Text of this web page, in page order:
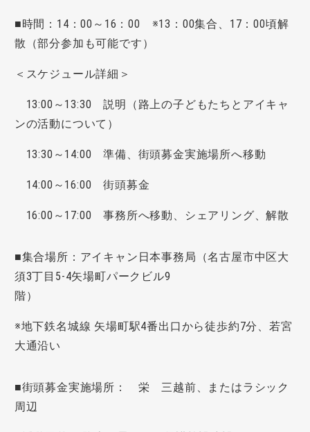
■時間：14：00～16：00 ※13：00集合、17：00頃解
散（部分参加も可能です）
＜スケジュール詳細＞
13:00～13:30 説明（路上の子どもたちとアイキャ
ンの活動について）
13:30～14:00 準備、街頭募金実施場所へ移動
14:00～16:00 街頭募金
16:00～17:00 事務所へ移動、シェアリング、解散
■集合場所：アイキャン日本事務局（名古屋市中区大
須3丁目5-4矢場町パークビル9
階）
※地下鉄名城線 矢場町駅4番出口から徒歩約7分、若宮
大通沿い
■街頭募金実施場所： 栄 三越前、またはラシック
周辺